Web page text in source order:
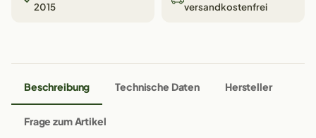
2015
versandkostenfrei
Beschreibung Technische Daten Hersteller
Frage zum Artikel